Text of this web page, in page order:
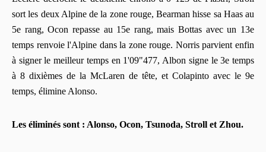
sort les deux Alpine de la zone rouge, Bearman hisse sa Haas au
5e rang, Ocon repasse au 15e rang, mais Bottas avec un 13e
temps renvoie l'Alpine dans la zone rouge. Norris parvient enfin
à signer le meilleur temps en 1'09"477, Albon signe le 3e temps
à 8 dixièmes de la McLaren de tête, et Colapinto avec le 9e
temps, élimine Alonso.
Les éliminés sont : Alonso, Ocon, Tsunoda, Stroll et Zhou.